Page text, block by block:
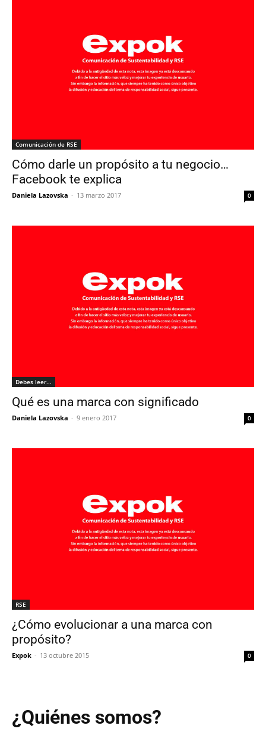
Comunicación de RSE
Cómo darle un propósito a tu negocio…
Facebook te explica
Daniela Lazovska - 13 marzo 2017 0
Debes leer...
Qué es una marca con significado
Daniela Lazovska - 9 enero 2017 0
RSE
¿Cómo evolucionar a una marca con
propósito?
Expok - 13 octubre 2015 0
¿Quiénes somos?